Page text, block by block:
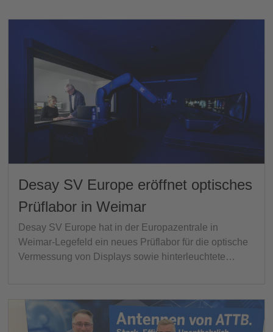
Desay SV Europe eröffnet optisches
Prüflabor in Weimar
Desay SV Europe hat in der Europazentrale in
Weimar-Legefeld ein neues Prüflabor für die optische
Vermessung von Displays sowie hinterleuchtete…